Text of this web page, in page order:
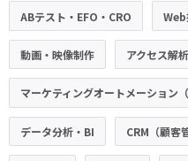
ABテスト・EFO・CRO Web
動画・映像制作 アクセス解析
マーケティングオートメーション（
データ分析・BI CRM（顧客